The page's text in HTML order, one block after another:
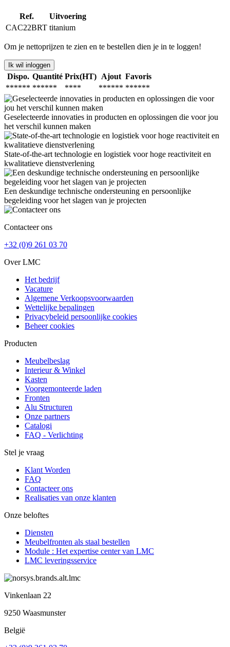
Ref.
Uitvoering
CAC22BRT titanium
Om je nettoprijzen te zien en te bestellen dien je in te loggen!
Ik wil inloggen
Dispo. Quantité Prix(HT) Ajout Favoris
****** ****** **** ****** ******
Geselecteerde innovaties in producten en oplossingen die voor jou
het verschil kunnen maken
State-of-the-art technologie en logistiek voor hoge reactiviteit en
kwalitatieve dienstverlening
Een deskundige technische ondersteuning en persoonlijke
begeleiding voor het slagen van je projecten
Contacteer ons
+32 (0)9 261 03 70
Over LMC
Het bedrijf
Vacature
Algemene Verkoopsvoorwaarden
Wettelijke bepalingen
Privacybeleid persoonlijke cookies
Beheer cookies
Producten
Meubelbeslag
Interieur & Winkel
Kasten
Voorgemonteerde laden
Fronten
Alu Structuren
Onze partners
Catalogi
FAQ - Verlichting
Stel je vraag
Klant Worden
FAQ
Contacteer ons
Realisaties van onze klanten
Onze beloftes
Diensten
Meubelfronten als staal bestellen
Module : Het expertise center van LMC
LMC leveringsservice
Vinkenlaan 22
9250 Waasmunster
België